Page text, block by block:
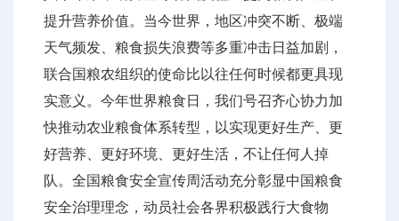
提升营养价值。当今世界，地区冲突不断、极端
天气频发、粮食损失浪费等多重冲击日益加剧，
联合国粮农组织的使命比以往任何时候都更具现
实意义。今年世界粮食日，我们号召齐心协力加
快推动农业粮食体系转型，以实现更好生产、更
好营养、更好环境、更好生活，不让任何人掉
队。全国粮食安全宣传周活动充分彰显中国粮食
安全治理理念，动员社会各界积极践行大食物